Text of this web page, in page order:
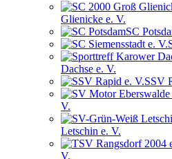
Glienicke e. V.
SC
Dachse e. V.
SSV
V.
Letschin e. V.
V.